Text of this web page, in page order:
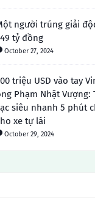
người trúng giải
tỷ đồng
October 27, 2024
triệu USD vào tay
Phạm Nhật
siêu nhanh 5 phút
xe tự lái
October 29, 2024